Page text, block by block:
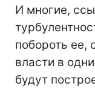
И многие,
побороть ее,
власти в
будут